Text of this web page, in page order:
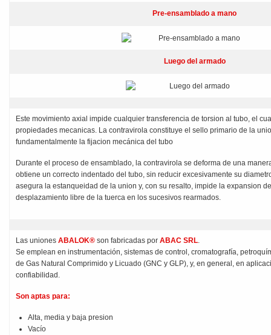
Pre-ensamblado a mano
Luego del armado
Este movimiento axial impide cualquier transferencia de torsion al tubo, el
propiedades mecanicas. La contravirola constituye el sello primario de la
fundamentalmente la fijacion mecánica del tubo
Durante el proceso de ensamblado, la contravirola se deforma de una
obtiene un correcto indentado del tubo, sin reducir excesivamente su
asegura la estanqueidad de la union y, con su resalto, impide la expansion
desplazamiento libre de la tuerca en los sucesivos rearmados.
Las uniones ABALOK® son fabricadas por ABAC SRL.
Se emplean en instrumentación, sistemas de control, cromatografía,
de Gas Natural Comprimido y Licuado (GNC y GLP), y, en general, en
confiabilidad.
Son aptas para:
Alta, media y baja presion
Vacío